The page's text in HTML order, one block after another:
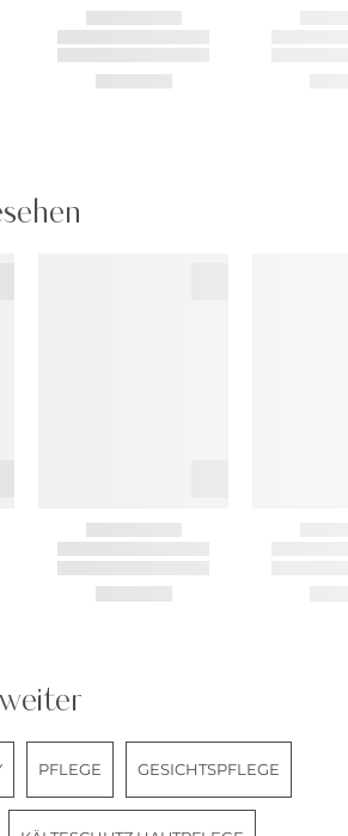
PFLEGE GESICHTSPFLEGE